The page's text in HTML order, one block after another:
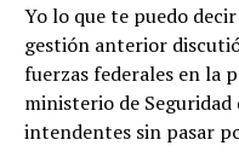
Yo lo que te puedo
gestión anterior
fuerzas federales en la
ministerio de
intendentes sin pasar